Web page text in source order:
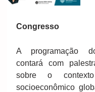
Congresso
A programação
contará com
sobre o
socioeconômico